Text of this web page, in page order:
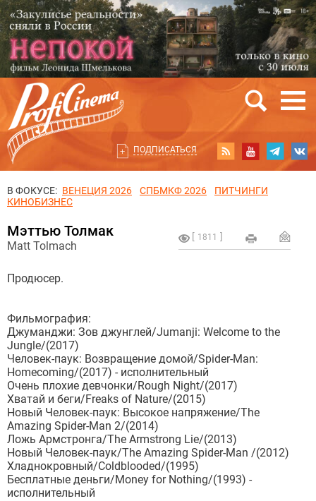
ПОДПИСАТЬСЯ
В ФОКУСЕ: ВЕНЕЦИЯ 2026 СПБМКФ 2026
ПИТЧИНГИ
КИНОБИЗНЕС
1811
Мэттью Толмак
Matt Tolmach
Продюсер.
Фильмография:
Джуманджи: Зов джунглей/Jumanji: Welcome to the
Jungle/(2017)
Человек-паук: Возвращение домой/Spider-Man:
Homecoming/(2017) - исполнительный
Очень плохие девчонки/Rough Night/(2017)
Хватай и беги/Freaks of Nature/(2015)
Новый Человек-паук: Высокое напряжение/The
Amazing Spider-Man 2/(2014)
Ложь Армстронга/The Armstrong Lie/(2013)
Новый Человек-паук/The Amazing Spider-Man /(2012)
Хладнокровный/Coldblooded/(1995)
Бесплатные деньги/Money for Nothing/(1993) -
исполнительный